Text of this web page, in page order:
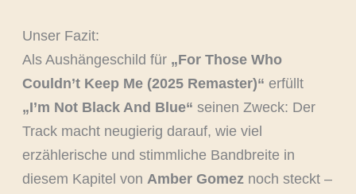
Unser Fazit:
Als Aushängeschild für „For Those Who
Couldn’t Keep Me (2025 Remaster)“ erfüllt
„I’m Not Black And Blue“ seinen Zweck: Der
Track macht neugierig darauf, wie viel
erzählerische und stimmliche Bandbreite in
diesem Kapitel von Amber Gomeznoch steckt –